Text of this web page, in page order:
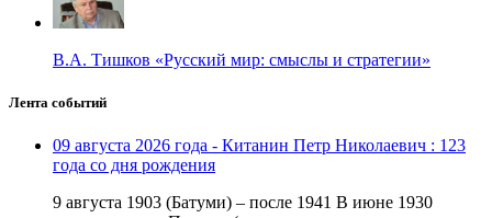
В.А. Тишков «Русский мир: смыслы и стратегии»
Лента событий
09 августа 2026 года - Китанин Петр Николаевич : 123
года со дня рождения
9 августа 1903 (Батуми) – после 1941 В июне 1930